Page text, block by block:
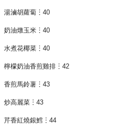
湯滷胡蘿蔔︙40
奶油燉玉米︙40
水煮花椰菜︙40
檸檬奶油香煎雞排︙42
香煎馬鈴薯︙43
炒高麗菜︙43
芹香紅燒銀鱈︙44